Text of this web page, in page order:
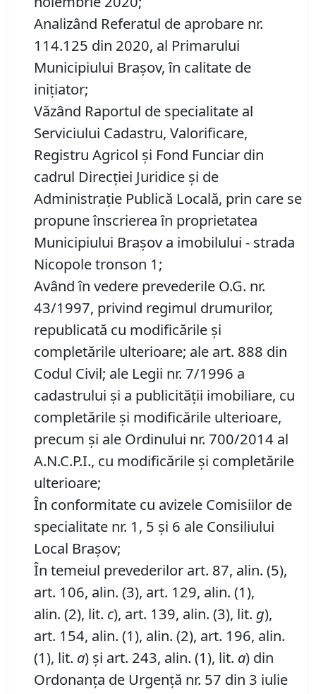
Analizând Referatul de aprobare nr.
114.125 din 2020, al Primarului
Municipiului Brașov, în calitate de
inițiator;
Văzând Raportul de specialitate al
Serviciului Cadastru, Valorificare,
Registru Agricol şi Fond Funciar din
cadrul Direcţiei Juridice şi de
Administraţie Publică Locală, prin care se
propune înscrierea în proprietatea
Municipiului Braşov a imobilului - strada
Nicopole tronson 1;
Având în vedere prevederile O.G. nr.
43/1997, privind regimul drumurilor,
republicată cu modificările şi
completările ulterioare; ale art. 888 din
Codul Civil; ale Legii nr. 7/1996 a
cadastrului și a publicității imobiliare, cu
completările și modificările ulterioare,
precum și ale Ordinului nr. 700/2014 al
A.N.C.P.I., cu modificările și completările
ulterioare;
În conformitate cu avizele Comisiilor de
specialitate nr. 1, 5 și 6 ale Consiliului
Local Brașov;
În temeiul prevederilor art. 87, alin. (5),
art. 106, alin. (3), art. 129, alin. (1),
alin. (2), lit. c), art. 139, alin. (3), lit. g),
art. 154, alin. (1), alin. (2), art. 196, alin.
(1), lit. a) și art. 243, alin. (1), lit. a) din
Ordonanța de Urgență nr. 57 din 3 iulie